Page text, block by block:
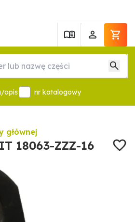
opis nr katalogowy
głównej
18063-ZZZ-16